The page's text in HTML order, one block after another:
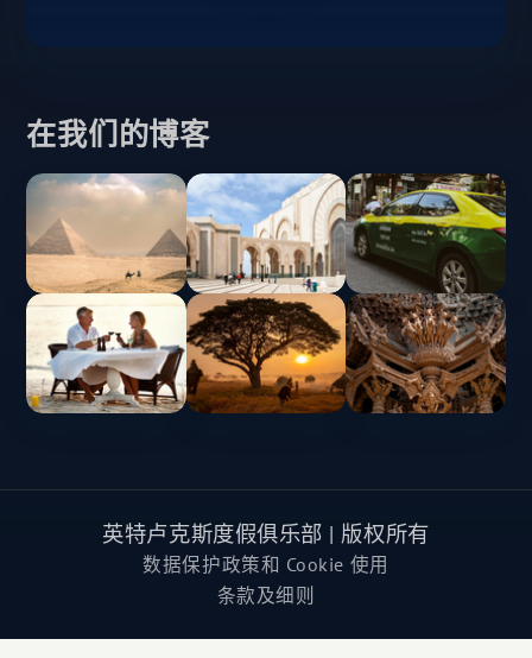
在我们的博客
英特卢克斯度假俱乐部 | 版权所有
数据保护政策和 Cookie 使用
条款及细则